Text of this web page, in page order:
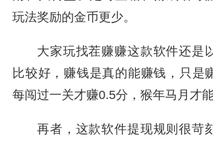
玩法奖励的金币更少。
大家玩找茬赚赚这款软件还是
比较好，赚钱是真的能赚钱，只是
每闯过一关才赚0.5分，猴年马月才
再者，这款软件提现规则很苛